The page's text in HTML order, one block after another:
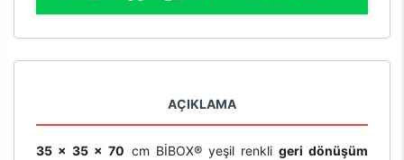
AÇIKLAMA
35 x 35 x 70 cm BİBOX® yeşil renkli geri dönüşüm